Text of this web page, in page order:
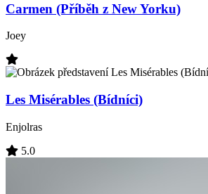
Carmen (Příběh z New Yorku)
Joey
Les Misérables (Bídníci)
Enjolras
5.0